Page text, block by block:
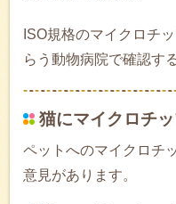
ISO規格のマイクロチ
らう動物病院で確認す
猫にマイクロチ
ペットへのマイクロチ
意見があります。